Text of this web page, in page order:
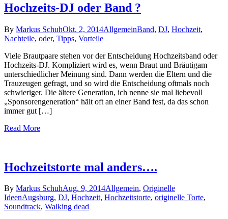
Hochzeits-DJ oder Band ?
By Markus SchuhOkt. 2, 2014AllgemeinBand, DJ, Hochzeit,
Nachteile, oder, Tipps, Vorteile
Viele Brautpaare stehen vor der Entscheidung Hochzeitsband oder
Hochzeits-DJ. Kompliziert wird es, wenn Braut und Bräutigam
unterschiedlicher Meinung sind. Dann werden die Eltern und die
Trauzeugen gefragt, und so wird die Entscheidung oftmals noch
schwieriger. Die ältere Generation, ich nenne sie mal liebevoll
„Sponsorengeneration“ hält oft an einer Band fest, da das schon
immer gut […]
Read More
Hochzeitstorte mal anders….
By Markus SchuhAug. 9, 2014Allgemein, Originelle
IdeenAugsburg, DJ, Hochzeit, Hochzeitstorte, originelle Torte,
Soundtrack, Walking dead